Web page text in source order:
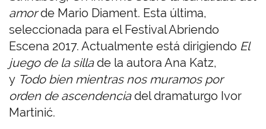
amorde Mario Diament. Esta última,
seleccionada para el Festival Abriendo
Escena 2017. Actualmente está dirigiendo El
juego de la sillade la autora Ana Katz,
y Todo bien mientras nos muramos por
orden de ascendenciadel dramaturgo Ivor
Martinić.